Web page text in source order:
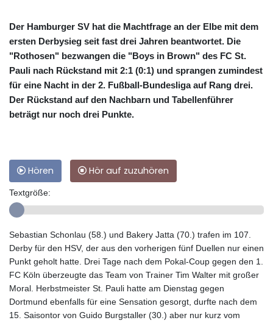
Der Hamburger SV hat die Machtfrage an der Elbe mit dem
ersten Derbysieg seit fast drei Jahren beantwortet. Die
"Rothosen" bezwangen die "Boys in Brown" des FC St.
Pauli nach Rückstand mit 2:1 (0:1) und sprangen zumindest
für eine Nacht in der 2. Fußball-Bundesliga auf Rang drei.
Der Rückstand auf den Nachbarn und Tabellenführer
beträgt nur noch drei Punkte.
Hören Hör auf zuzuhören
Textgröße:
Sebastian Schonlau (58.) und Bakery Jatta (70.) trafen im 107.
Derby für den HSV, der aus den vorherigen fünf Duellen nur einen
Punkt geholt hatte. Drei Tage nach dem Pokal-Coup gegen den 1.
FC Köln überzeugte das Team von Trainer Tim Walter mit großer
Moral. Herbstmeister St. Pauli hatte am Dienstag gegen
Dortmund ebenfalls für eine Sensation gesorgt, durfte nach dem
15. Saisontor von Guido Burgstaller (30.) aber nur kurz vom